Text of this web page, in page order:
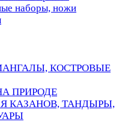
наборы, ножи
КОСТРОВЫЕ
ПРИРОДЕ
КАЗАНОВ, ТАНДЫРЫ,